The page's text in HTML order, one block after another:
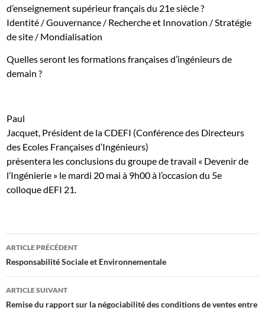
d’enseignement supérieur français du 21e siècle ?
Identité / Gouvernance / Recherche et Innovation / Stratégie
de site / Mondialisation
Quelles seront les formations françaises d’ingénieurs de
demain ?
Paul
Jacquet, Président de la CDEFI (Conférence des Directeurs
des Ecoles Françaises d’Ingénieurs)
présentera les conclusions du groupe de travail « Devenir de
l’Ingénierie » le mardi 20 mai à 9h00 à l’occasion du 5e
colloque dEFI 21.
Navigation
des
articles
ARTICLE PRÉCÉDENT
Responsabilité Sociale et Environnementale
ARTICLE SUIVANT
Remise du rapport sur la négociabilité des conditions de ventes entre